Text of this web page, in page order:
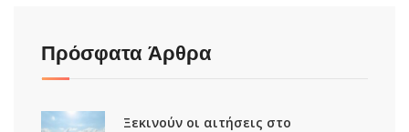
Πρόσφατα Άρθρα
Ξεκινούν οι αιτήσεις στο